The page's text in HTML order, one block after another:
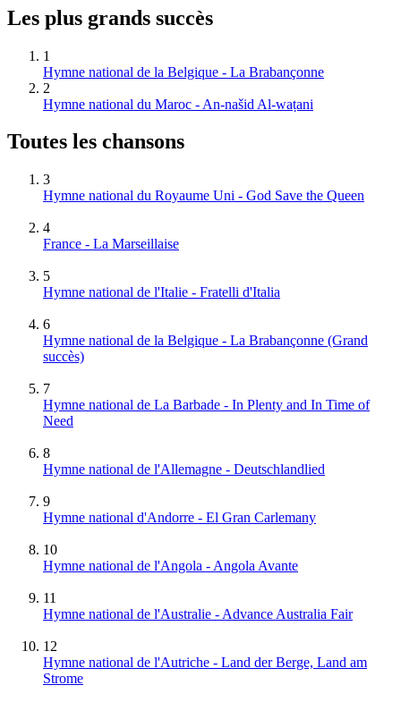
Les plus grands succès
1
Hymne national de la Belgique - La Brabançonne
2
Hymne national du Maroc - An-našid Al-waṭani
Toutes les chansons
3
Hymne national du Royaume Uni - God Save the Queen
4
France - La Marseillaise
5
Hymne national de l'Italie - Fratelli d'Italia
6
Hymne national de la Belgique - La Brabançonne (Grand
succès)
7
Hymne national de La Barbade - In Plenty and In Time of
Need
8
Hymne national de l'Allemagne - Deutschlandlied
9
Hymne national d'Andorre - El Gran Carlemany
10
Hymne national de l'Angola - Angola Avante
11
Hymne national de l'Australie - Advance Australia Fair
12
Hymne national de l'Autriche - Land der Berge, Land am
Strome